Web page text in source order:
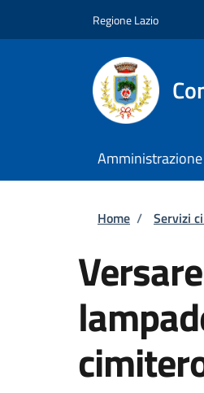
Regione Lazio
Amministrazione
Home / Servizi